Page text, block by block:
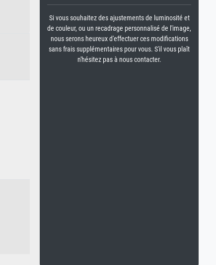
Si vous souhaitez des ajustements de luminosité et
de couleur, ou un recadrage personnalisé de l'image,
nous serons heureux d'effectuer ces modifications
sans frais supplémentaires pour vous. S'il vous plaît
n'hésitez pas à nous contacter.